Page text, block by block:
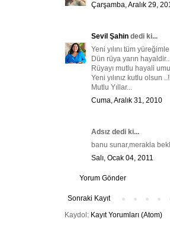
Çarşamba, Aralık 29,
Sevil Şahin dedi ki...
Yeni yılını tüm
Dün rüya yarın
Rüyayı mutlu hayali
Yeni yılınız kutlu olsun
Mutlu Yıllar...
Cuma, Aralık 31, 2010
Adsız dedi ki...
banu sunar,merakla
Salı, Ocak 04, 2011
Yorum Gönder
Sonraki Kayıt
Kaydol: Kayıt Yorumları (Atom)